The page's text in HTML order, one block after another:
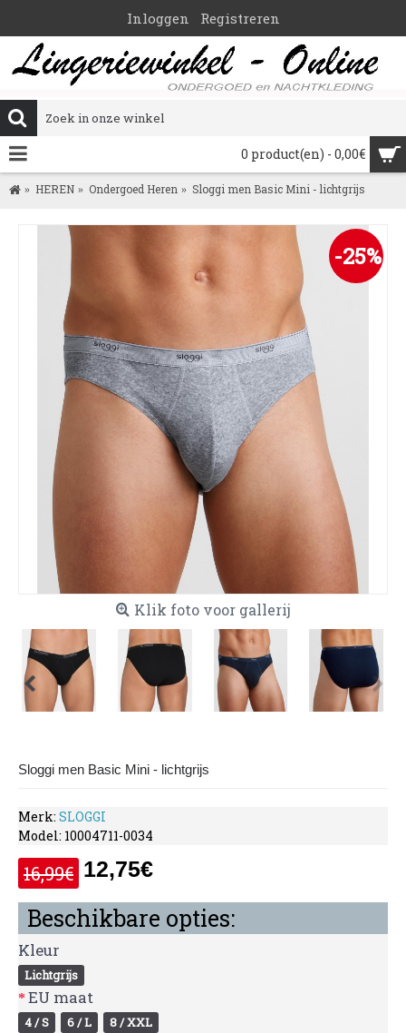
Inloggen Registreren
0 product(en) - 0,00€
HEREN Ondergoed Heren Sloggi men Basic Mini - lichtgrijs
-25%
Klik foto voor gallerij
Sloggi men Basic Mini - lichtgrijs
Merk: SLOGGI
Model: 10004711-0034
16,99€ 12,75€
Beschikbare opties:
Kleur
Lichtgrijs
EU maat
4 / S 6 / L 8 / XXL